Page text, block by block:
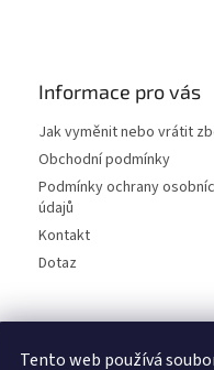
Tento web používá
Informace pro vás
Jak vyměnit nebo vrátit
Obchodní podmínky
Podmínky ochrany
údajů
Kontakt
Dotaz